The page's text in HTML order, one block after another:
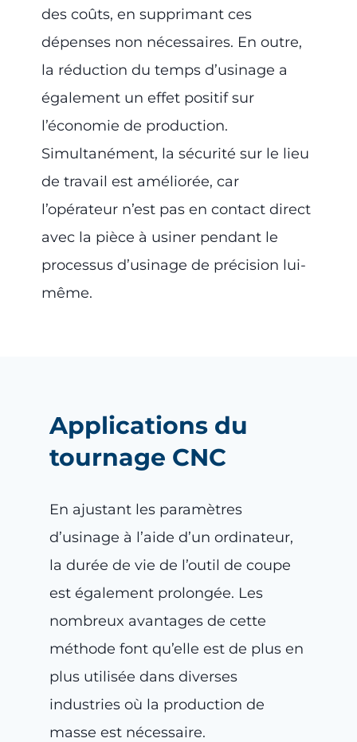
des coûts, en supprimant ces
dépenses non nécessaires. En outre,
la réduction du temps d’usinage a
également un effet positif sur
l’économie de production.
Simultanément, la sécurité sur le lieu
de travail est améliorée, car
l’opérateur n’est pas en contact direct
avec la pièce à usiner pendant le
processus d’usinage de précision lui-
même.
Applications du
tournage CNC
En ajustant les paramètres
d’usinage à l’aide d’un ordinateur,
la durée de vie de l’outil de coupe
est également prolongée. Les
nombreux avantages de cette
méthode font qu’elle est de plus en
plus utilisée dans diverses
industries où la production de
masse est nécessaire.